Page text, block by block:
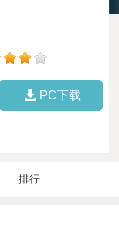
PC下载
排行